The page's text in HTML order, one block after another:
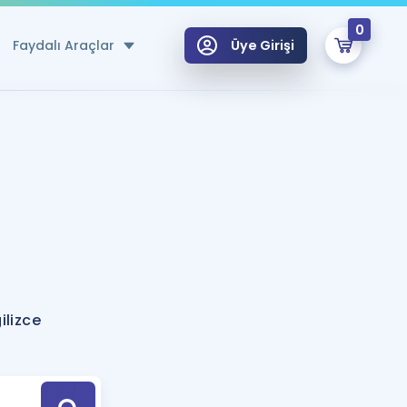
Faydalı Araçlar
Hesaplama Aracı
için Öneriler
Tek Takvimde
Üye Girişi
0